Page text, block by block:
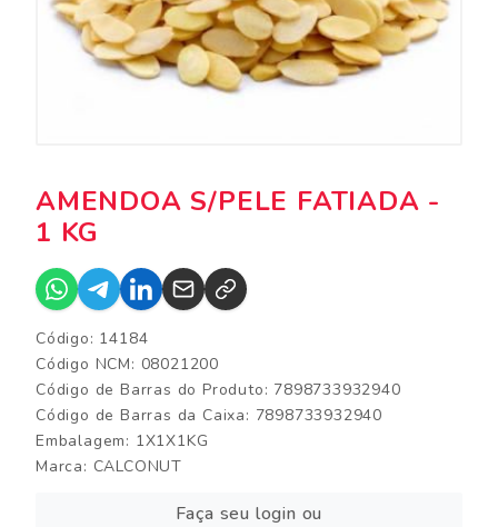
AMENDOA S/PELE FATIADA -
1 KG
Código: 14184
Código NCM: 08021200
Código de Barras do Produto: 7898733932940
Código de Barras da Caixa: 7898733932940
Embalagem: 1X1X1KG
Marca: CALCONUT
Faça seu login ou